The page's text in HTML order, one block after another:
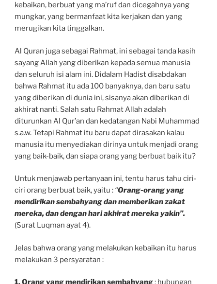
kebaikan, berbuat yang ma’ruf dan dicegahnya yang
mungkar, yang bermanfaat kita kerjakan dan yang
merugikan kita tinggalkan.
Al Quran juga sebagai Rahmat, ini sebagai tanda kasih
sayang Allah yang diberikan kepada semua manusia
dan seluruh isi alam ini. Didalam Hadist disabdakan
bahwa Rahmat itu ada 100 banyaknya, dan baru satu
yang diberikan di dunia ini, sisanya akan diberikan di
akhirat nanti. Salah satu Rahmat Allah adalah
diturunkan Al Qur’an dan kedatangan Nabi Muhammad
s.a.w. Tetapi Rahmat itu baru dapat dirasakan kalau
manusia itu menyediakan dirinya untuk menjadi orang
yang baik-baik, dan siapa orang yang berbuat baik itu?
Untuk menjawab pertanyaan ini, tentu harus tahu ciri-
ciri orang berbuat baik, yaitu : “Orang-orang yang
mendirikan sembahyang dan memberikan zakat
mereka, dan dengan hari akhirat mereka yakin”.
(Surat Luqman ayat 4).
Jelas bahwa orang yang melakukan kebaikan itu harus
melakukan 3 persyaratan :
1. Orang yang mendirikan sembahyang: hubungan